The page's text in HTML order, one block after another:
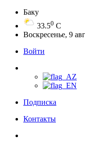
Баку
33.50 C
Воскресенье, 9
Войти
Подписка
Контакты